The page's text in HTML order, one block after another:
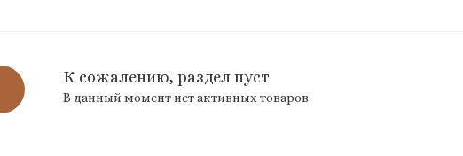
К сожалению, раздел пуст
В данный момент нет активных товаров